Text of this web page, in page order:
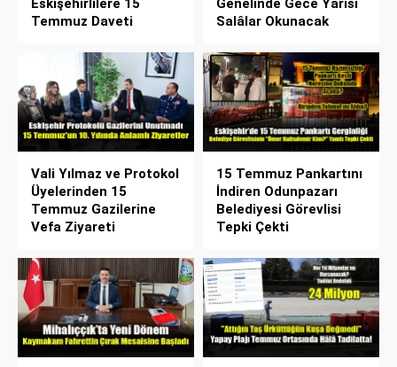
Eskişehirlilere 15
Temmuz Daveti
Genelinde Gece Yarısı
Salâlar Okunacak
Vali Yılmaz ve Protokol
Üyelerinden 15
Temmuz Gazilerine
Vefa Ziyareti
15 Temmuz Pankartını
İndiren Odunpazarı
Belediyesi Görevlisi
Tepki Çekti